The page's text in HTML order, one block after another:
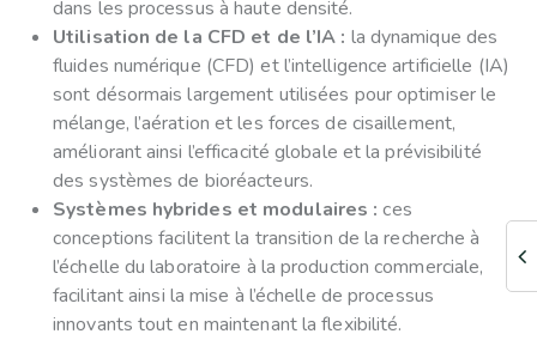
dans les processus à haute densité.
Utilisation de la CFD et de l’IA : la dynamique des
fluides numérique (CFD) et l’intelligence artificielle (IA)
sont désormais largement utilisées pour optimiser le
mélange, l’aération et les forces de cisaillement,
améliorant ainsi l’efficacité globale et la prévisibilité
des systèmes de bioréacteurs.
Systèmes hybrides et modulaires : ces
conceptions facilitent la transition de la recherche à
l’échelle du laboratoire à la production commerciale,
facilitant ainsi la mise à l’échelle de processus
innovants tout en maintenant la flexibilité.